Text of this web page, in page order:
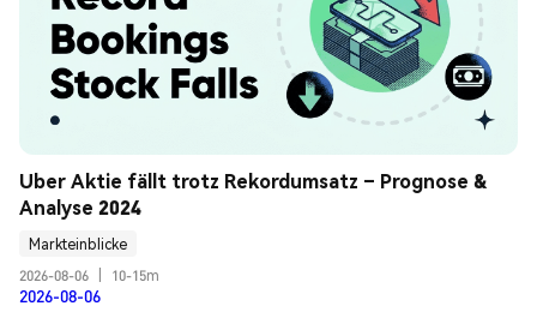
Uber Aktie fällt trotz Rekordumsatz – Prognose &
Analyse 2024
Markteinblicke
2026-08-06
10-15m
2026-08-06